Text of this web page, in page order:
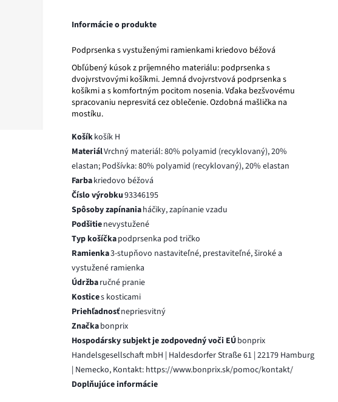
Informácie o produkte
Podprsenka s vystuženými ramienkami kriedovo béžová
Obľúbený kúsok z príjemného materiálu: podprsenka s
dvojvrstvovými košíkmi. Jemná dvojvrstvová podprsenka s
košíkmi a s komfortným pocitom nosenia. Vďaka bezšvovému
spracovaniu nepresvitá cez oblečenie. Ozdobná mašlička na
mostíku.
Košíkkošík H
MateriálVrchný materiál: 80% polyamid (recyklovaný), 20%
elastan; Podšívka: 80% polyamid (recyklovaný), 20% elastan
Farbakriedovo béžová
Číslo výrobku93346195
Spôsoby zapínaniaháčiky, zapínanie vzadu
Podšitienevystužené
Typ košíčkapodprsenka pod tričko
Ramienka3-stupňovo nastaviteľné, prestaviteľné, široké a
vystužené ramienka
Údržbaručné pranie
Kostices kosticami
Priehľadnosťnepriesvitný
Značkabonprix
Hospodársky subjekt je zodpovedný voči EÚbonprix
Handelsgesellschaft mbH | Haldesdorfer Straße 61 | 22179 Hamburg
| Nemecko, Kontakt: https://www.bonprix.sk/pomoc/kontakt/
Doplňujúce informácie